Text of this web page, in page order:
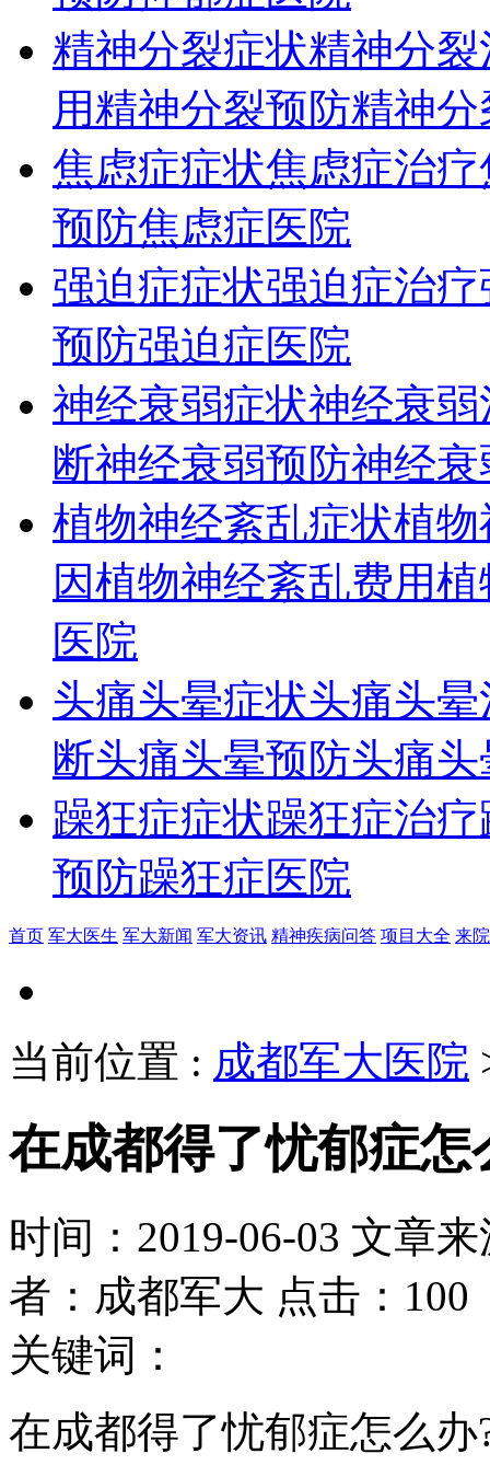
精神分裂症状精神分裂
用精神分裂预防精神
焦虑症症状焦虑症治疗
预防焦虑症医院
强迫症症状强迫症治疗
预防强迫症医院
神经衰弱症状神经衰弱
断神经衰弱预防神经
植物神经紊乱症状植物
因植物神经紊乱费用植
医院
头痛头晕症状头痛头
断头痛头晕预防头痛
躁狂症症状躁狂症治疗
预防躁狂症医院
首页 军大医生 军大新闻 军大资讯 精神疾病问答 项目大全 来
当前位置 : 成都军大医院
在成都得了忧郁症怎
时间：2019-06-03 文章
者：成都军大 点击：100
关键词：
在成都得了忧郁症怎么